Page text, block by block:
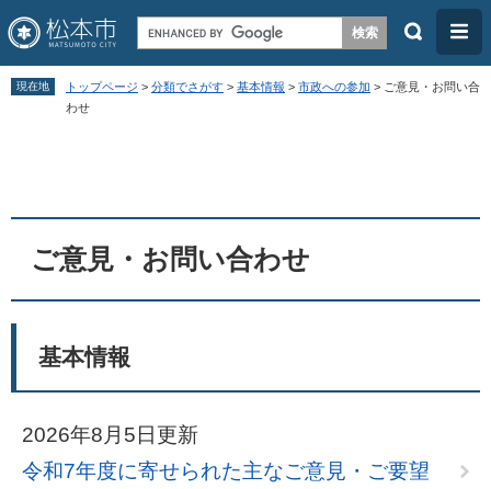
ペ
す
。
メ
し
て
文
検
メ
ニ
ュ
現在地 トップページ > 分類でさがす > 基本情報 > 市政への参加 > ご意見・お問い合
わせ
ご意見・お問い合わせ
基本情報
2026年8月5日更新
令和7年度に寄せられた主なご意見・ご要望